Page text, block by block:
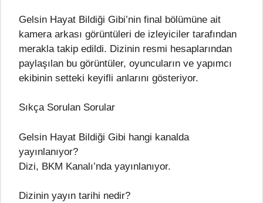
Gelsin Hayat Bildiği Gibi’nin final bölümüne ait
kamera arkası görüntüleri de izleyiciler tarafından
merakla takip edildi. Dizinin resmi hesaplarından
paylaşılan bu görüntüler, oyuncuların ve yapımcı
ekibinin setteki keyifli anlarını gösteriyor.
Sıkça Sorulan Sorular
Gelsin Hayat Bildiği Gibi hangi kanalda
yayınlanıyor?
Dizi, BKM Kanalı’nda yayınlanıyor.
Dizinin yayın tarihi nedir?